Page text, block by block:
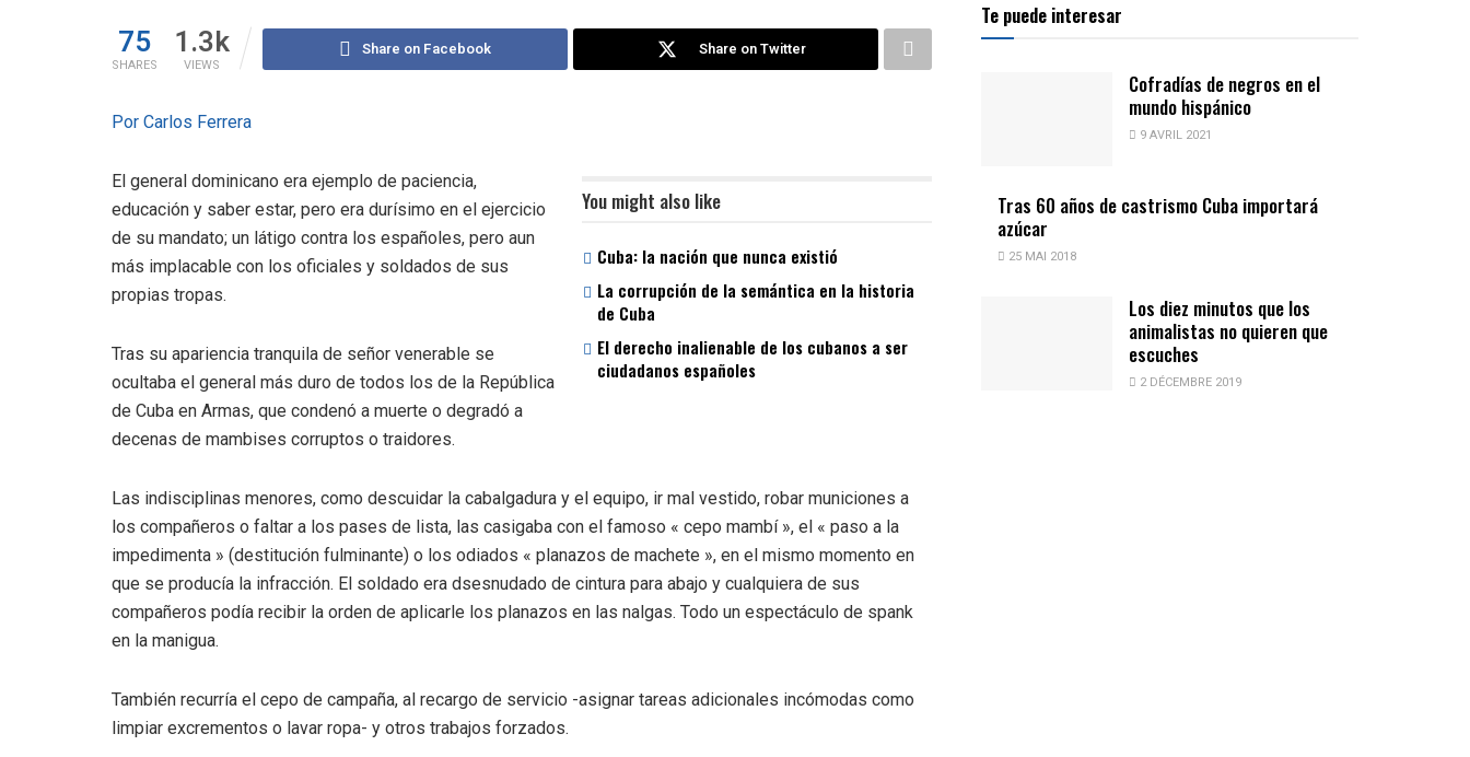
75
SHARES
1.3k
VIEWS
Share on Facebook Share on Twitter
Por Carlos Ferrera
You might also like
Cuba: la nación que nunca existió
La corrupción de la semántica en la historia
de Cuba
El derecho inalienable de los cubanos a ser
ciudadanos españoles
El general dominicano era ejemplo de paciencia,
educación y saber estar, pero era durísimo en el ejercicio
de su mandato; un látigo contra los españoles, pero aun
más implacable con los oficiales y soldados de sus
propias tropas.
Tras su apariencia tranquila de señor venerable se
ocultaba el general más duro de todos los de la República
de Cuba en Armas, que condenó a muerte o degradó a
decenas de mambises corruptos o traidores.
Las indisciplinas menores, como descuidar la cabalgadura y el equipo, ir mal vestido, robar municiones a
los compañeros o faltar a los pases de lista, las casigaba con el famoso « cepo mambí », el « paso a la
impedimenta » (destitución fulminante) o los odiados « planazos de machete », en el mismo momento en
que se producía la infracción. El soldado era dsesnudado de cintura para abajo y cualquiera de sus
compañeros podía recibir la orden de aplicarle los planazos en las nalgas. Todo un espectáculo de spank
en la manigua.
También recurría el cepo de campaña, al recargo de servicio -asignar tareas adicionales incómodas como
limpiar excrementos o lavar ropa- y otros trabajos forzados.
Te puede interesar
Cofradías de negros en el
mundo hispánico
9 AVRIL 2021
Tras 60 años de castrismo Cuba importará
azúcar
25 MAI 2018
Los diez minutos que los
animalistas no quieren que
escuches
2 DÉCEMBRE 2019